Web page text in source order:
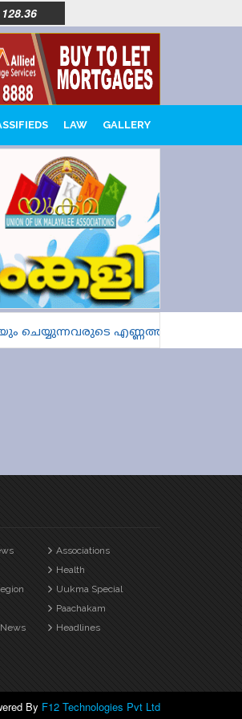
128.36
LAW GALLERY
ചെയ്യുന്നവരുടെ എണ്ണത്തിൽ വൻ
Associations
Health
Uukma Special
Paachakam
Headlines
By F12 Technologies Pvt Ltd